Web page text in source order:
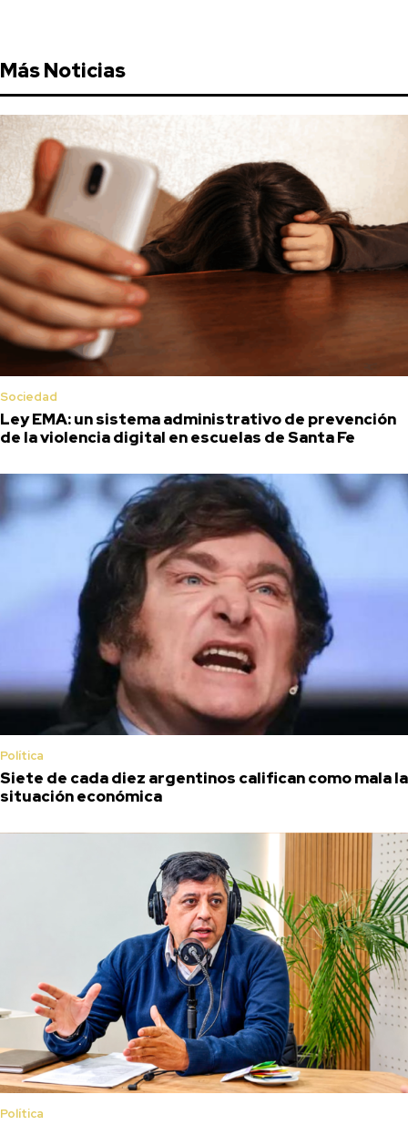
Más Noticias
Sociedad
Ley EMA: un sistema administrativo de prevención
de la violencia digital en escuelas de Santa Fe
Política
Siete de cada diez argentinos califican como mala la
situación económica
Política